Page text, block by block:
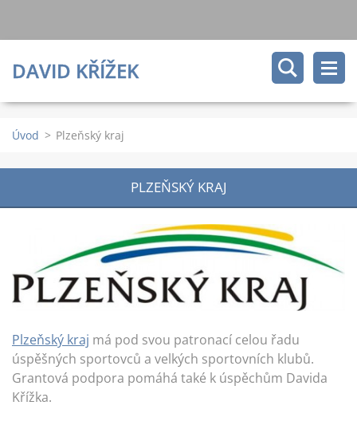
DAVID KŘÍŽEK
Úvod > Plzeňský kraj
PLZEŇSKÝ KRAJ
Plzeňský kraj má pod svou patronací celou řadu
úspěšných sportovců a velkých sportovních klubů.
Grantová podpora pomáhá také k úspěchům Davida
Křížka.